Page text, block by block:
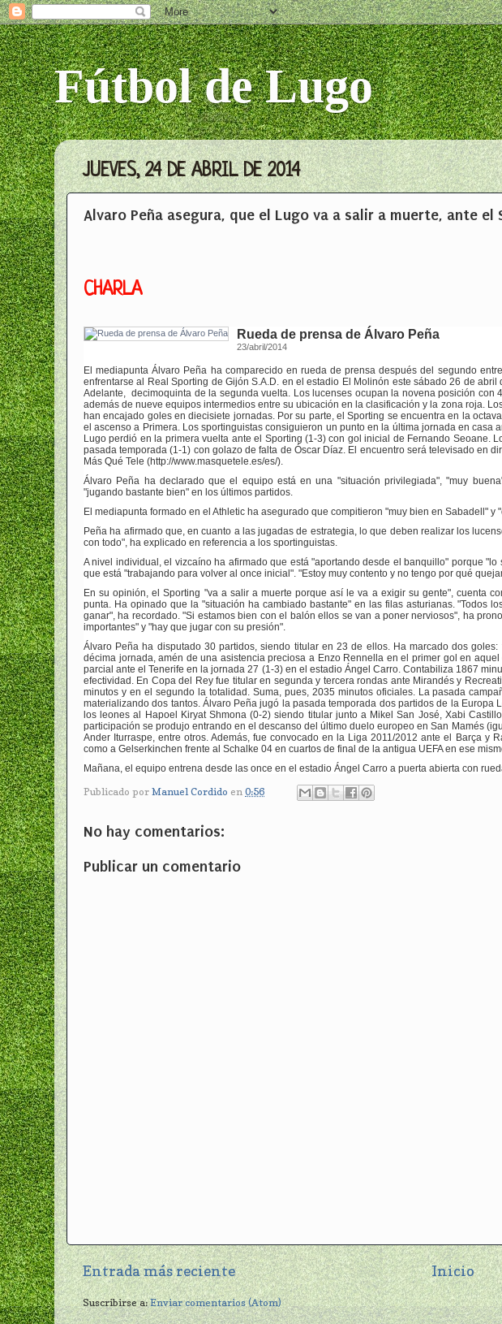
Fútbol de Lugo
JUEVES, 24 DE ABRIL DE 2014
Alvaro Peña asegura, que el Lugo va a salir a muerte, ante el
CHARLA
Rueda de prensa de Álvaro Peña
23/abril/2014
El mediapunta Álvaro Peña ha comparecido en rueda de prensa después del segundo
enfrentarse al Real Sporting de Gijón S.A.D. en el estadio El Molinón este sábado 26 de
Adelante, decimoquinta de la segunda vuelta. Los lucenses ocupan la novena posición con
además de nueve equipos intermedios entre su ubicación en la clasificación y la zona roja.
han encajado goles en diecisiete jornadas. Por su parte, el Sporting se encuentra en la
el ascenso a Primera. Los sportinguistas consiguieron un punto en la última jornada en casa
Lugo perdió en la primera vuelta ante el Sporting (1-3) con gol inicial de Fernando Seoane.
pasada temporada (1-1) con golazo de falta de Óscar Díaz. El encuentro será televisado en
Más Qué Tele (http://www.masquetele.es/es/).
Álvaro Peña ha declarado que el equipo está en una "situación privilegiada", "muy
"jugando bastante bien" en los últimos partidos.
El mediapunta formado en el Athletic ha asegurado que compitieron "muy bien en Sabadell" y
Peña ha afirmado que, en cuanto a las jugadas de estrategia, lo que deben realizar los
con todo", ha explicado en referencia a los sportinguistas.
A nivel individual, el vizcaíno ha afirmado que está "aportando desde el banquillo" porque
que está "trabajando para volver al once inicial". "Estoy muy contento y no tengo por qué
En su opinión, el Sporting "va a salir a muerte porque así le va a exigir su gente", cuenta
punta. Ha opinado que la "situación ha cambiado bastante" en las filas asturianas. "Todos
ganar", ha recordado. "Si estamos bien con el balón ellos se van a poner nerviosos", ha
importantes" y "hay que jugar con su presión".
Álvaro Peña ha disputado 30 partidos, siendo titular en 23 de ellos. Ha marcado dos
décima jornada, amén de una asistencia preciosa a Enzo Rennella en el primer gol en
parcial ante el Tenerife en la jornada 27 (1-3) en el estadio Ángel Carro. Contabiliza 1867
efectividad. En Copa del Rey fue titular en segunda y tercera rondas ante Mirandés y
minutos y en el segundo la totalidad. Suma, pues, 2035 minutos oficiales. La pasada
materializando dos tantos. Álvaro Peña jugó la pasada temporada dos partidos de la Europa
los leones al Hapoel Kiryat Shmona (0-2) siendo titular junto a Mikel San José, Xabi
participación se produjo entrando en el descanso del último duelo europeo en San Mamés
Ander Iturraspe, entre otros. Además, fue convocado en la Liga 2011/2012 ante el Barça y
como a Gelserkinchen frente al Schalke 04 en cuartos de final de la antigua UEFA en ese
Mañana, el equipo entrena desde las once en el estadio Ángel Carro a puerta abierta con
Publicado por Manuel Cordido en 0:56
No hay comentarios:
Publicar un comentario
Entrada más reciente Inicio
Suscribirse a:Enviar comentarios (Atom)